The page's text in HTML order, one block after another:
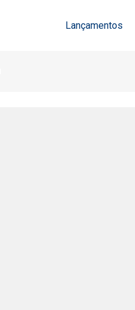
Lançamentos